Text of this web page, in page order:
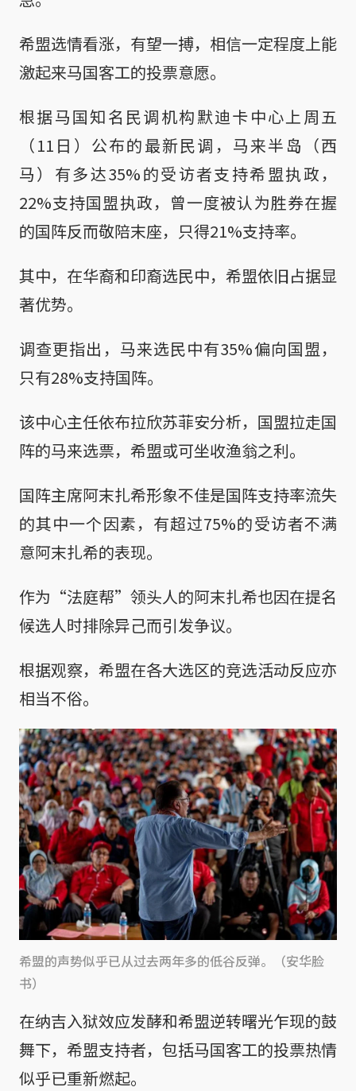
希盟选情看涨，有望一搏，相信一定程度上能
激起来马国客工的投票意愿。
根据马国知名民调机构默迪卡中心上周五
（11日）公布的最新民调，马来半岛（西
马）有多达35%的受访者支持希盟执政，
22%支持国盟执政，曾一度被认为胜券在握
的国阵反而敬陪末座，只得21%支持率。
其中，在华裔和印裔选民中，希盟依旧占据显
著优势。
调查更指出，马来选民中有35%偏向国盟，
只有28%支持国阵。
该中心主任依布拉欣苏菲安分析，国盟拉走国
阵的马来选票，希盟或可坐收渔翁之利。
国阵主席阿末扎希形象不佳是国阵支持率流失
的其中一个因素，有超过75%的受访者不满
意阿末扎希的表现。
作为“法庭帮”领头人的阿末扎希也因在提名
候选人时排除异己而引发争议。
根据观察，希盟在各大选区的竞选活动反应亦
相当不俗。
希盟的声势似乎已从过去两年多的低谷反弹。（安华脸
书）
在纳吉入狱效应发酵和希盟逆转曙光乍现的鼓
舞下，希盟支持者，包括马国客工的投票热情
似乎已重新燃起。